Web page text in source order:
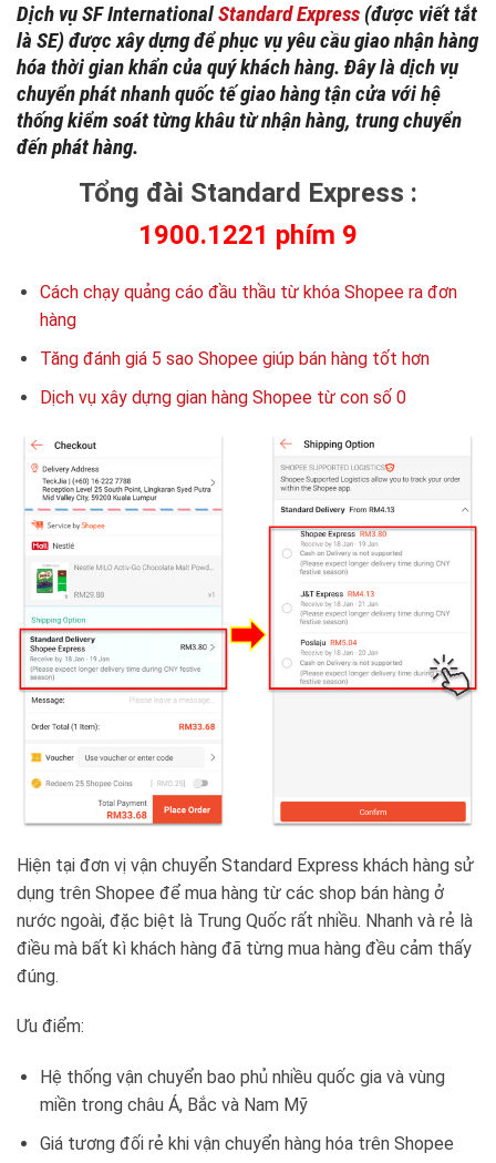
Dịch vụ SF InternationalStandard Express (được viết tắt
là SE) được xây dựng để phục vụ yêu cầu giao nhận hàng
hóa thời gian khẩn của quý khách hàng. Đây là dịch vụ
chuyển phát nhanh quốc tế giao hàng tận cửa với hệ
thống kiểm soát từng khâu từ nhận hàng, trung chuyển
đến phát hàng.
Tổng đài Standard Express :
1900.1221 phím 9
Cách chạy quảng cáo đầu thầu từ khóa Shopee ra đơn
hàng
Tăng đánh giá 5 sao Shopee giúp bán hàng tốt hơn
Dịch vụ xây dựng gian hàng Shopee từ con số 0
Hiện tại đơn vị vận chuyển Standard Express khách hàng sử
dụng trên Shopee để mua hàng từ các shop bán hàng ở
nước ngoài, đặc biệt là Trung Quốc rất nhiều. Nhanh và rẻ là
điều mà bất kì khách hàng đã từng mua hàng đều cảm thấy
đúng.
Ưu điểm:
Hệ thống vận chuyển bao phủ nhiều quốc gia và vùng
miền trong châu Á, Bắc và Nam Mỹ
Giá tương đối rẻ khi vận chuyển hàng hóa trên Shopee